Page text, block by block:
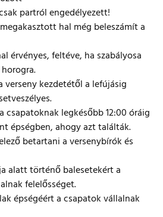
partról engedélyezett!
hal még beleszámít a
érvényes, feltéve, ha szabályosa
verseny kezdetétől a lefújásig
csapatoknak legkésőbb 12:00 óráig
épségben, ahogy azt találták.
betartani a versenybírók és
alatt történő balesetekért a
felelősséget.
épségéért a csapatok vállalnak